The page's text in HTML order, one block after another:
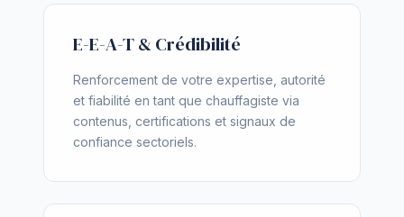
E-E-A-T & Crédibilité
Renforcement de votre expertise, autorité
et fiabilité en tant que chauffagiste via
contenus, certifications et signaux de
confiance sectoriels.